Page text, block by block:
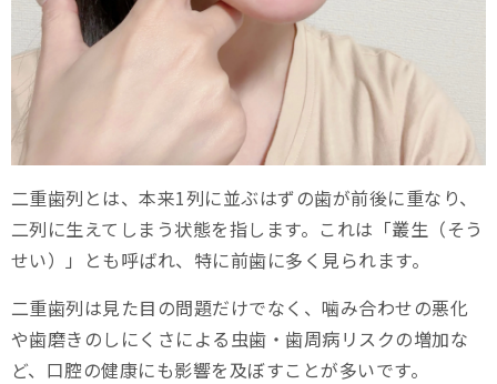
発音障害のリスク
見た目によるコンプレックスの形成
矯正治療による改善
抜歯によるスペースの確保
外科的治療を伴う矯正
口元のお悩みなら、スマイルモア矯正
二重歯列とは、本来1列に並ぶはずの歯が前後に重なり、
二列に生えてしまう状態を指します。これは「叢生（そう
せい）」とも呼ばれ、特に前歯に多く見られます。
二重歯列は見た目の問題だけでなく、噛み合わせの悪化
や歯磨きのしにくさによる虫歯・歯周病リスクの増加な
ど、口腔の健康にも影響を及ぼすことが多いです。